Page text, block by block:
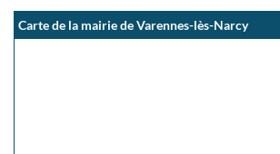
Carte de la mairie de Varennes-lès-Narcy